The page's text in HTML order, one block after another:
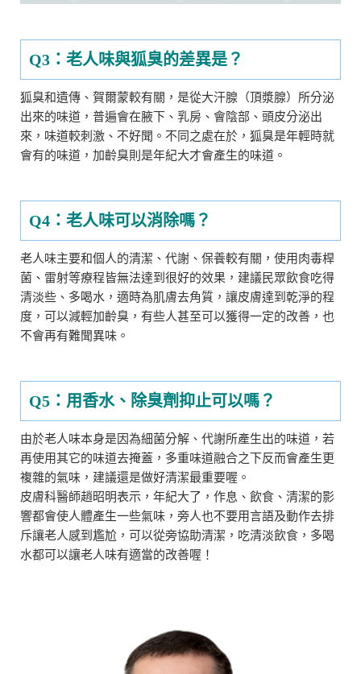
Q3：老人味與狐臭的差異是？
狐臭和遺傳、賀爾蒙較有關，是從大汗腺（頂漿腺）所分泌
出來的味道，普遍會在腋下、乳房、會陰部、頭皮分泌出
來，味道較刺激、不好聞。不同之處在於，狐臭是年輕時就
會有的味道，加齡臭則是年紀大才會產生的味道。
Q4：老人味可以消除嗎？
老人味主要和個人的清潔、代謝、保養較有關，使用肉毒桿
菌、雷射等療程皆無法達到很好的效果，建議民眾飲食吃得
清淡些、多喝水，適時為肌膚去角質，讓皮膚達到乾淨的程
度，可以減輕加齡臭，有些人甚至可以獲得一定的改善，也
不會再有難聞異味。
Q5：用香水、除臭劑抑止可以嗎？
由於老人味本身是因為細菌分解、代謝所產生出的味道，若
再使用其它的味道去掩蓋，多重味道融合之下反而會產生更
複雜的氣味，建議還是做好清潔最重要喔。
皮膚科醫師趙昭明表示，年紀大了，作息、飲食、清潔的影
響都會使人體產生一些氣味，旁人也不要用言語及動作去排
斥讓老人感到尷尬，可以從旁協助清潔，吃清淡飲食，多喝
水都可以讓老人味有適當的改善喔！